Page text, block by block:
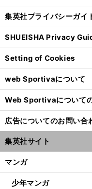
集英社プライバシーガイ
SHUEISHA Privacy
Setting of Cookies
web Sportivaについて
Web Sportivaについて
広告についてのお問い合
集英社サイト
マンガ
少年マンガ